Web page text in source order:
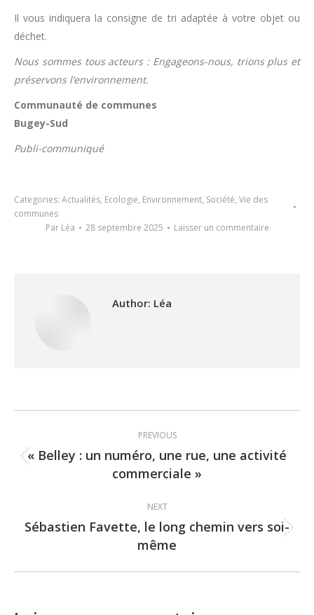
Il vous indiquera la consigne de tri adaptée à votre objet ou
déchet.
Nous sommes tous acteurs : Engageons-nous, trions plus et
préservons l’environnement.
Communauté de communes
Bugey-Sud
Publi-communiqué
Categories: Actualités, Ecologie, Environnement, Société, Vie des
communes
Par Léa 28 septembre 2025 Laisser un commentaire
Author: Léa
navigation
PREVIOUS
Previous
post:
« Belley : un numéro, une rue, une activité
commerciale »
NEXT
Next
post:
Sébastien Favette, le long chemin vers soi-
même